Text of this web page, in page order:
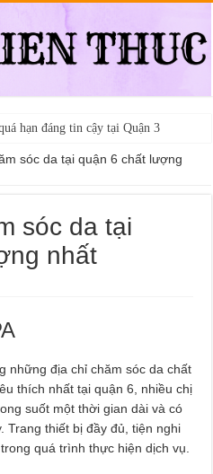
hạn đáng tin cậy tại Quận 3
lái xe hạng A (A2 cũ), A1 uy tín tại
sóc da tại quận 6 chất lượng
sóc da tại
nhất
những địa chỉ chăm sóc da chất
thích nhất tại quận 6, nhiều chị
suốt một thời gian dài và có
Trang thiết bị đầy đủ, tiện nghi
quá trình thực hiện dịch vụ.